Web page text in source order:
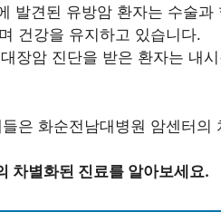
발견된 유방암 환자는 수술
건강을 유지하고 있습니다.
장암 진단을 받은 환자는 내
은 화순전남대병원 암센터
차별화된 진료를 알아보세요.